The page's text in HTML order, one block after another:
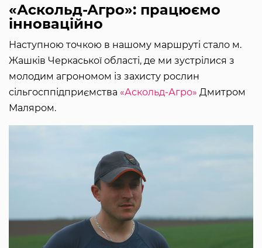
«Аскольд-Агро»: працюємо
інноваційно
Наступною точкою в нашому маршруті стало м.
Жашків Черкаської області, де ми зустрілися з
молодим агрономом із захисту рослин
сільгосппідприємства «Аскольд-Агро» Дмитром
Маляром.